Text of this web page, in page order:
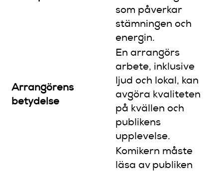
som påverkar
stämningen och
energin.
Arrangörens
betydelse
En arrangörs
arbete, inklusive
ljud och lokal, kan
avgöra kvaliteten
på kvällen och
publikens
upplevelse.
Komikern måste
läsa av publiken